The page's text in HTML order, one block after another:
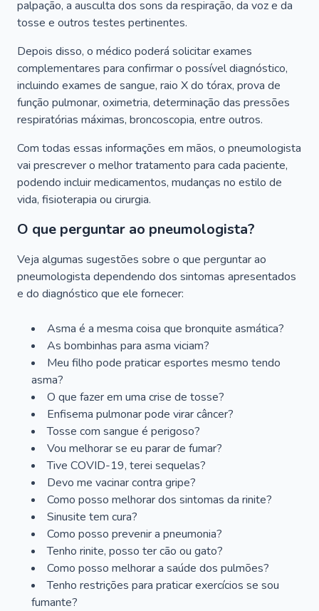
palpação, a ausculta dos sons da respiração, da voz e da
tosse e outros testes pertinentes.
Depois disso, o médico poderá solicitar exames
complementares para confirmar o possível diagnóstico,
incluindo exames de sangue, raio X do tórax, prova de
função pulmonar, oximetria, determinação das pressões
respiratórias máximas, broncoscopia, entre outros.
Com todas essas informações em mãos, o pneumologista
vai prescrever o melhor tratamento para cada paciente,
podendo incluir medicamentos, mudanças no estilo de
vida, fisioterapia ou cirurgia.
O que perguntar ao pneumologista?
Veja algumas sugestões sobre o que perguntar ao
pneumologista dependendo dos sintomas apresentados
e do diagnóstico que ele fornecer:
Asma é a mesma coisa que bronquite asmática?
As bombinhas para asma viciam?
Meu filho pode praticar esportes mesmo tendo
asma?
O que fazer em uma crise de tosse?
Enfisema pulmonar pode virar câncer?
Tosse com sangue é perigoso?
Vou melhorar se eu parar de fumar?
Tive COVID-19, terei sequelas?
Devo me vacinar contra gripe?
Como posso melhorar dos sintomas da rinite?
Sinusite tem cura?
Como posso prevenir a pneumonia?
Tenho rinite, posso ter cão ou gato?
Como posso melhorar a saúde dos pulmões?
Tenho restrições para praticar exercícios se sou
fumante?